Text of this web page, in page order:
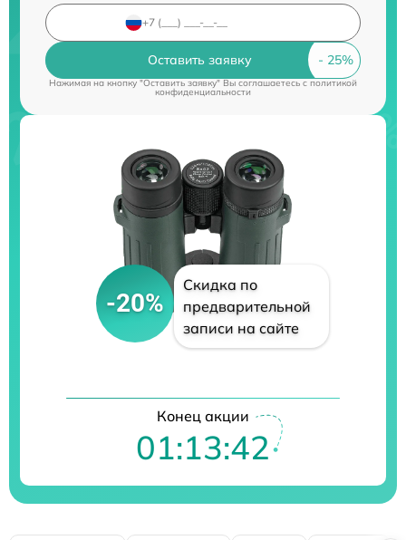
Оставить заявку
Нажимая на кнопку "Оставить заявку" Вы соглашаетесь cполитикой
конфиденциальности
-20%
Скидка по
предварительной
записи на сайте
Конец акции
01:13:41